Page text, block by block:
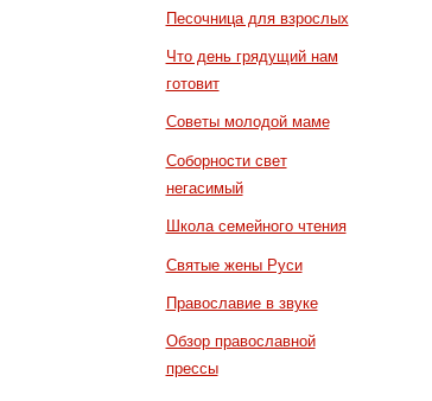
Песочница для взрослых
Что день грядущий нам
готовит
Советы молодой маме
Соборности свет
негасимый
Школа семейного чтения
Святые жены Руси
Православие в звуке
Обзор православной
прессы